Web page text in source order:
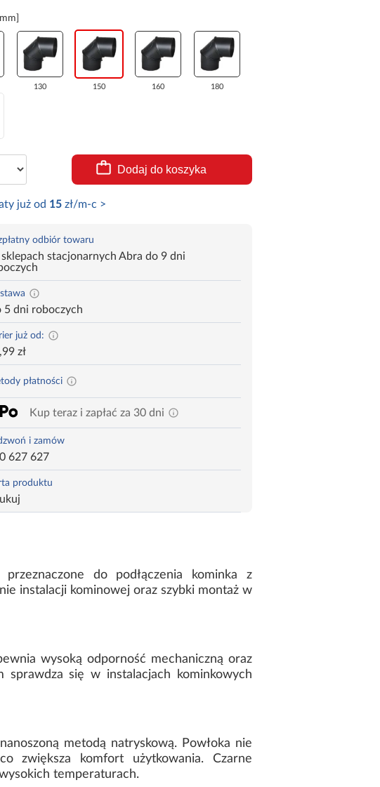
130 150 160 180
Dodaj do koszyka
już od 15zł/m-c >
odbiór towaru
stacjonarnych Abra do 9 dni
5 dni roboczych
już od:
zł
płatności
Kup teraz i zapłać za 30 dni
i zamów
627 627
produktu
do podłączenia kominka z
instalacji kominowej oraz szybki montaż w
wysoką odporność mechaniczną oraz
się w instalacjach kominkowych
metodą natryskową. Powłoka nie
zwiększa komfort użytkowania. Czarne
temperaturach.